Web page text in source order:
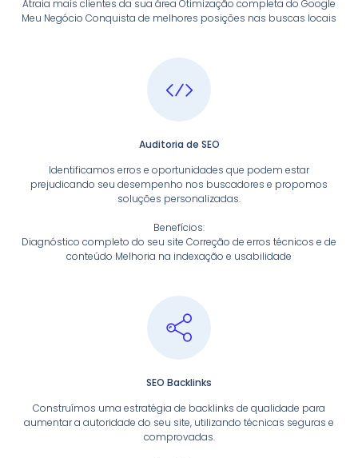
Atraia mais clientes da sua área Otimização completa do Google
Meu Negócio Conquista de melhores posições nas buscas locais
Auditoria de SEO
Identificamos erros e oportunidades que podem estar
prejudicando seu desempenho nos buscadores e propomos
soluções personalizadas.
Benefícios:
Diagnóstico completo do seu site Correção de erros técnicos e de
conteúdo Melhoria na indexação e usabilidade
SEO Backlinks
Construímos uma estratégia de backlinks de qualidade para
aumentar a autoridade do seu site, utilizando técnicas seguras e
comprovadas.